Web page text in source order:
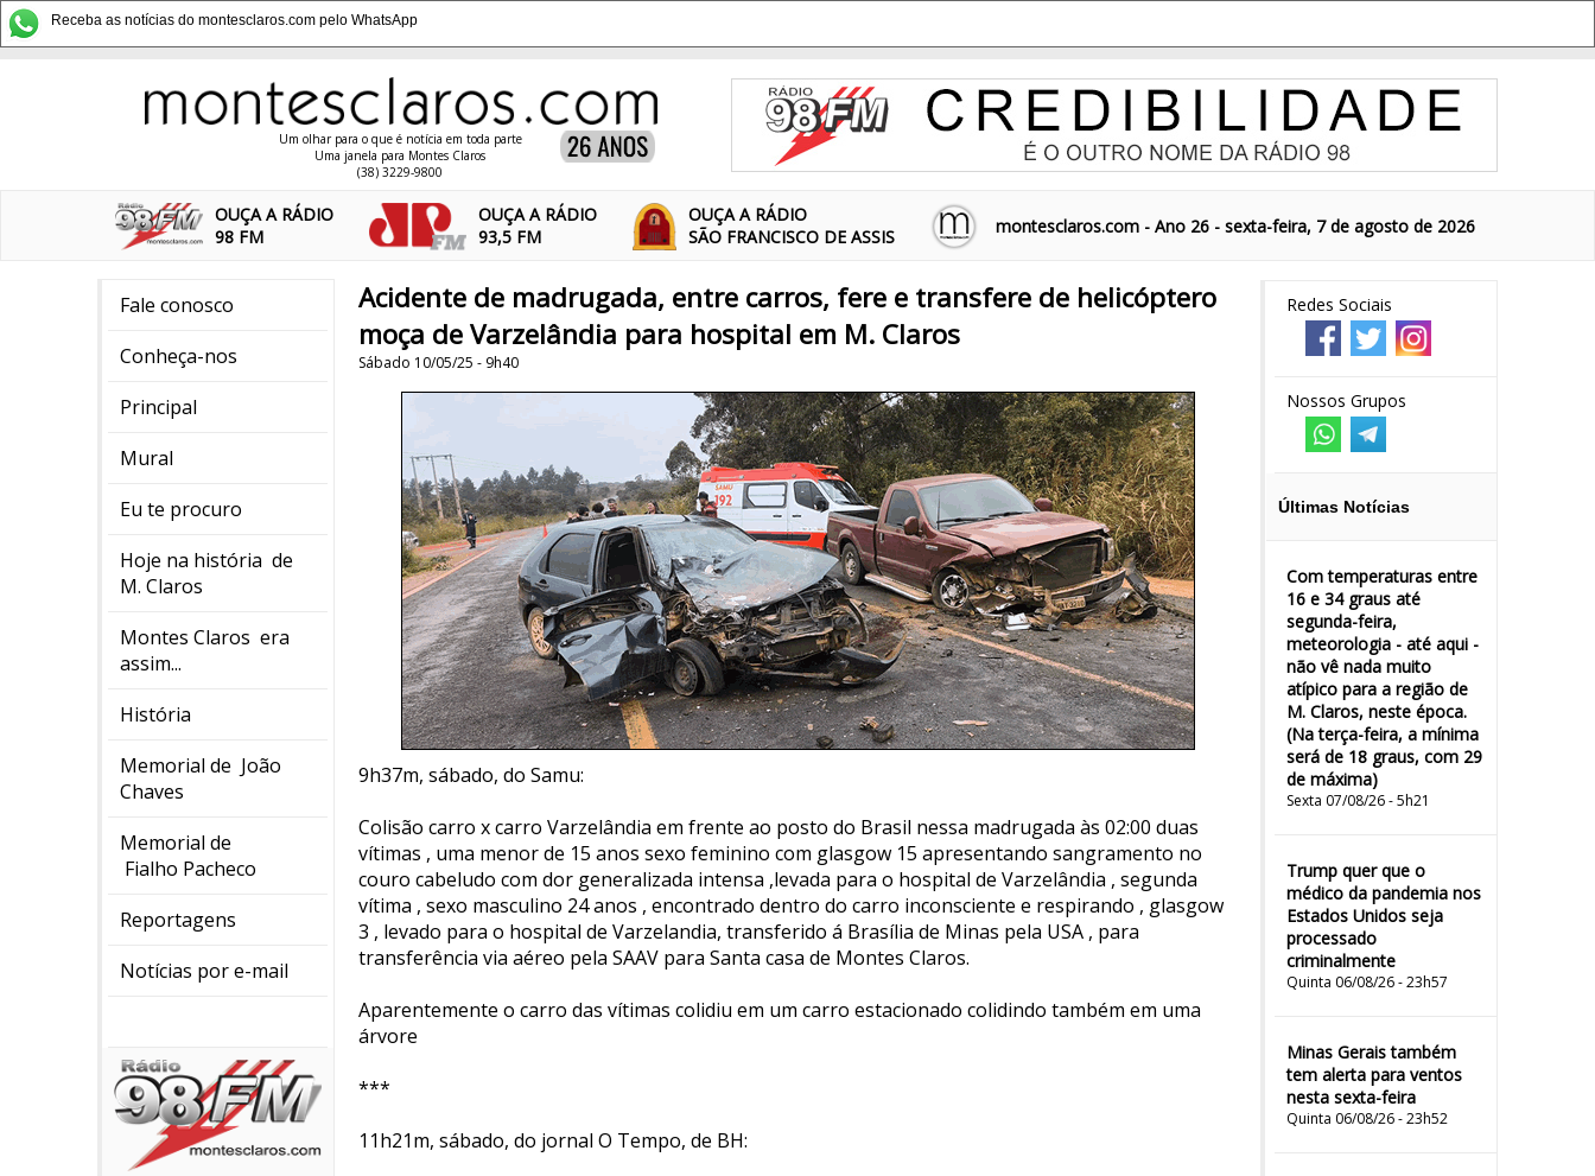
Receba as notícias do montesclaros.com pelo WhatsApp
Um olhar para o que é notícia em toda parte
Uma janela para Montes Claros
(38) 3229-9800
OUÇA A RÁDIO
98 FM
OUÇA A RÁDIO
93,5 FM
OUÇA A RÁDIO
SÃO FRANCISCO DE ASSIS
montesclaros.com - Ano 26 - sexta-feira, 7 de agosto de 2026
Fale conosco
Conheça-nos
Principal
Mural
Eu te procuro
Hoje na história de
M. Claros
Montes Claros era
assim...
História
Memorial de João
Chaves
Memorial de
Fialho Pacheco
Reportagens
Notícias por e-mail
Redes Sociais
Nossos Grupos
Últimas Notícias
Com temperaturas entre
16 e 34 graus até
segunda-feira,
meteorologia - até aqui -
não vê nada muito
atípico para a região de
M. Claros, neste época.
(Na terça-feira, a mínima
será de 18 graus, com 29
de máxima)
Sexta 07/08/26 - 5h21
Trump quer que o
médico da pandemia nos
Estados Unidos seja
processado
criminalmente
Quinta 06/08/26 - 23h57
Minas Gerais também
tem alerta para ventos
nesta sexta-feira
Quinta 06/08/26 - 23h52
Acidente de madrugada, entre carros, fere e transfere de helicóptero
moça de Varzelândia para hospital em M. Claros
Sábado 10/05/25 - 9h40
9h37m, sábado, do Samu:
Colisão carro x carro Varzelândia em frente ao posto do Brasil nessa madrugada às 02:00 duas
vítimas , uma menor de 15 anos sexo feminino com glasgow 15 apresentando sangramento no
couro cabeludo com dor generalizada intensa ,levada para o hospital de Varzelândia , segunda
vítima , sexo masculino 24 anos , encontrado dentro do carro inconsciente e respirando , glasgow
3 , levado para o hospital de Varzelandia, transferido á Brasília de Minas pela USA , para
transferência via aéreo pela SAAV para Santa casa de Montes Claros.
Aparentemente o carro das vítimas colidiu em um carro estacionado colidindo também em uma
árvore
***
11h21m, sábado, do jornal O Tempo, de BH: